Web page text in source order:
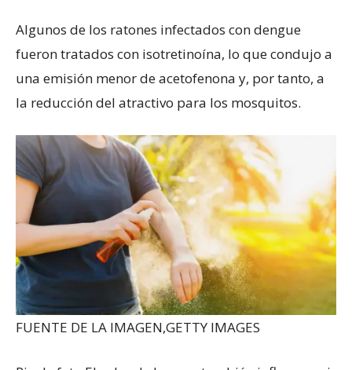
Algunos de los ratones infectados con dengue
fueron tratados con isotretinoína, lo que condujo a
una emisión menor de acetofenona y, por tanto, a
la reducción del atractivo para los mosquitos.
FUENTE DE LA IMAGEN,GETTY IMAGES